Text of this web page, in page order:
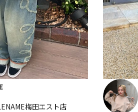
梅田エスト店